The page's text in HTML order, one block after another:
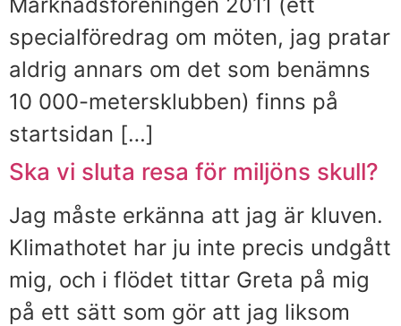
specialföredrag om möten, jag pratar
aldrig annars om det som benämns
10 000-metersklubben) finns på
startsidan […]
Ska vi sluta resa för miljöns skull?
Jag måste erkänna att jag är kluven.
Klimathotet har ju inte precis undgått
mig, och i flödet tittar Greta på mig
på ett sätt som gör att jag liksom